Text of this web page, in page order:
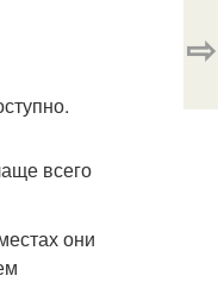
всего
они
⇨